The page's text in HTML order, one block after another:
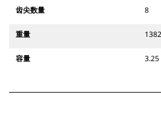
齿尖数量 8
重量
容量 3.25